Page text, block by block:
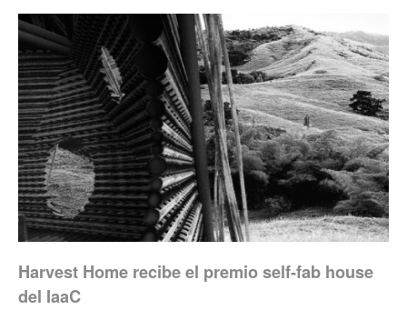
Harvest Home recibe el premio self-fab house
del IaaC